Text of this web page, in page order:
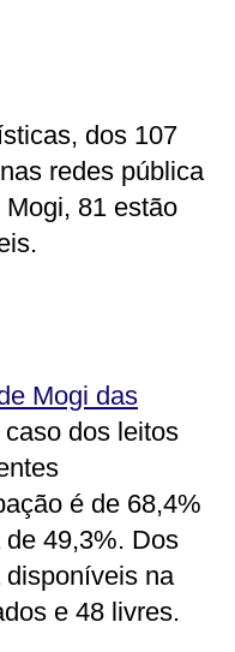
dos 107
redes pública
81 estão
Mogi das
dos leitos
é de 68,4%
49,3%. Dos
disponíveis na
e 48 livres.